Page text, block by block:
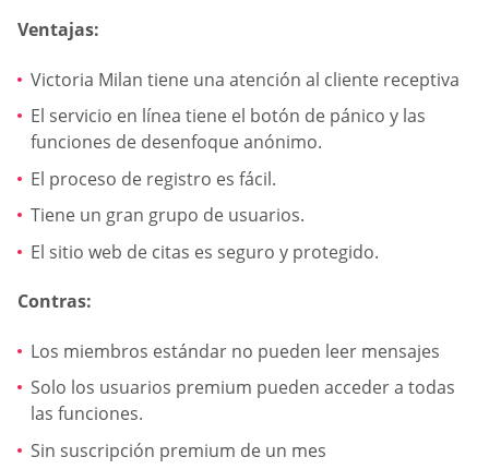
Ventajas:
Victoria Milan tiene una atención al cliente receptiva
El servicio en línea tiene el botón de pánico y las
funciones de desenfoque anónimo.
El proceso de registro es fácil.
Tiene un gran grupo de usuarios.
El sitio web de citas es seguro y protegido.
Contras:
Los miembros estándar no pueden leer mensajes
Solo los usuarios premium pueden acceder a todas
las funciones.
Sin suscripción premium de un mes